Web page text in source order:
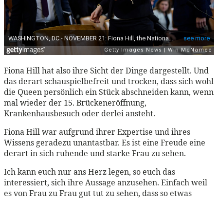
Fiona Hill hat also ihre Sicht der Dinge dargestellt. Und
das derart schauspielbefreit und trocken, dass sich wohl
die Queen persönlich ein Stück abschneiden kann, wenn
mal wieder der 15. Brückeneröffnung,
Krankenhausbesuch oder derlei ansteht.
Fiona Hill war aufgrund ihrer Expertise und ihres
Wissens geradezu unantastbar. Es ist eine Freude eine
derart in sich ruhende und starke Frau zu sehen.
Ich kann euch nur ans Herz legen, so euch das
interessiert, sich ihre Aussage anzusehen. Einfach weil
es von Frau zu Frau gut tut zu sehen, dass so etwas